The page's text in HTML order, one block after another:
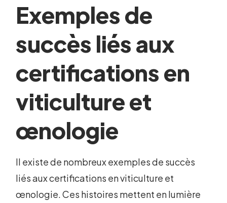
Exemples de
succès liés aux
certifications en
viticulture et
œnologie
Il existe de nombreux exemples de succès
liés aux certifications en viticulture et
œnologie. Ces histoires mettent en lumière